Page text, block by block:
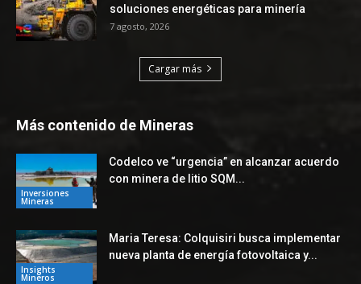
soluciones energéticas para minería
7 agosto, 2026
Cargar más
Más contenido de Mineras
Inversiones
Mineras
Codelco ve “urgencia” en alcanzar acuerdo
con minera de litio SQM...
Insights
Mineros
Maria Teresa: Colquisiri busca implementar
nueva planta de energía fotovoltaica y...